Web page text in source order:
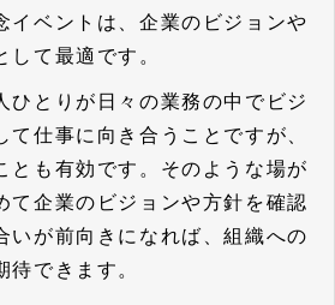
イベントは、企業のビジョンや
して最適です。
ひとりが日々の業務の中でビジ
て仕事に向き合うことですが、
とも有効です。そのような場が
て企業のビジョンや方針を確認
いが前向きになれば、組織への
待できます。